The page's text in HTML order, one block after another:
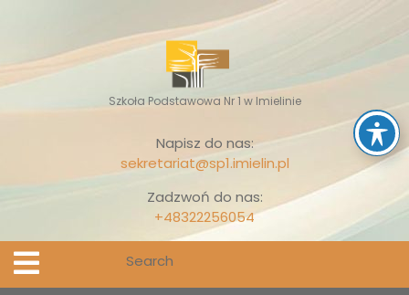
content
Szkoła Podstawowa Nr 1 w Imielinie
Napisz do nas:
sekretariat@sp1.imielin.pl
Zadzwoń do nas:
+48322256054
Open
Menu